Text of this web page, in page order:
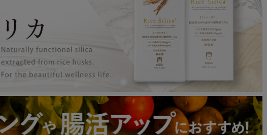
び休業に関するお知らせ
らせ
ンピック期間の配送について
に関するご案内について
遅延に関するご案内について